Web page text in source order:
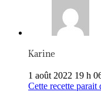
Karine
1 août 2022 19 h
Cette recette parait